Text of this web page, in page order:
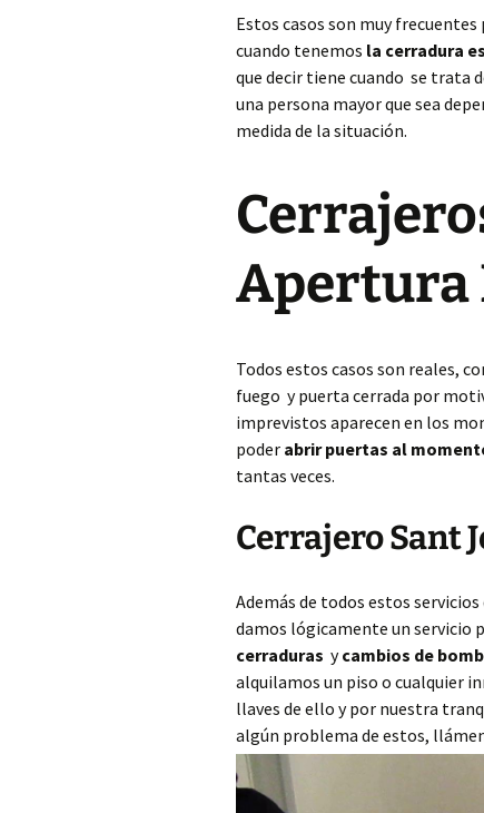
Estos casos son muy
cuando tenemos la cerradura
que decir tiene cuando se trata
una persona mayor que sea
medida de la situación.
Apertura
Todos estos casos son reales,
fuego y puerta cerrada por
imprevistos aparecen en los
poder abrir puertas al
tantas veces.
Cerrajero Sant
Además de todos estos servicios
damos lógicamente un servicio
cerraduras ycambios de
alquilamos un piso o cualquier
llaves de ello y por nuestra
algún problema de estos,